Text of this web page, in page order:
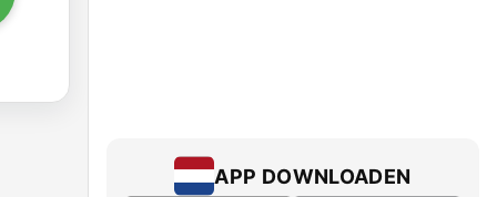
APP DOWNLOADEN